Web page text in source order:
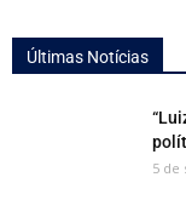
Últimas Notícias
5 de